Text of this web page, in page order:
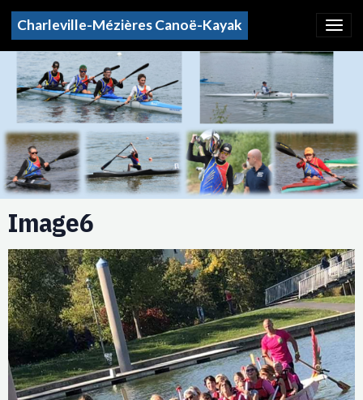
Charleville-Mézières Canoë-Kayak
Image6